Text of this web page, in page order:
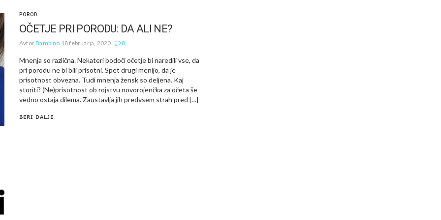
POROD
OČETJE PRI PORODU: DA ALI NE?
AvtorBambino 18 februarja, 2020 0
Mnenja so različna. Nekateri bodoči očetje bi naredili vse, da
pri porodu ne bi bili prisotni. Spet drugi menijo, da je
prisotnost obvezna. Tudi mnenja žensk so deljena. Kaj
storiti? (Ne)prisotnost ob rojstvu novorojenčka za očeta še
vedno ostaja dilema. Zaustavlja jih predvsem strah pred […]
BERI DALJE